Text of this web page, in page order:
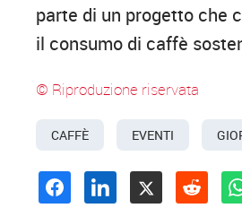
parte di un progetto che
il consumo di caffè
© Riproduzione riservata
CAFFÈ EVENTI